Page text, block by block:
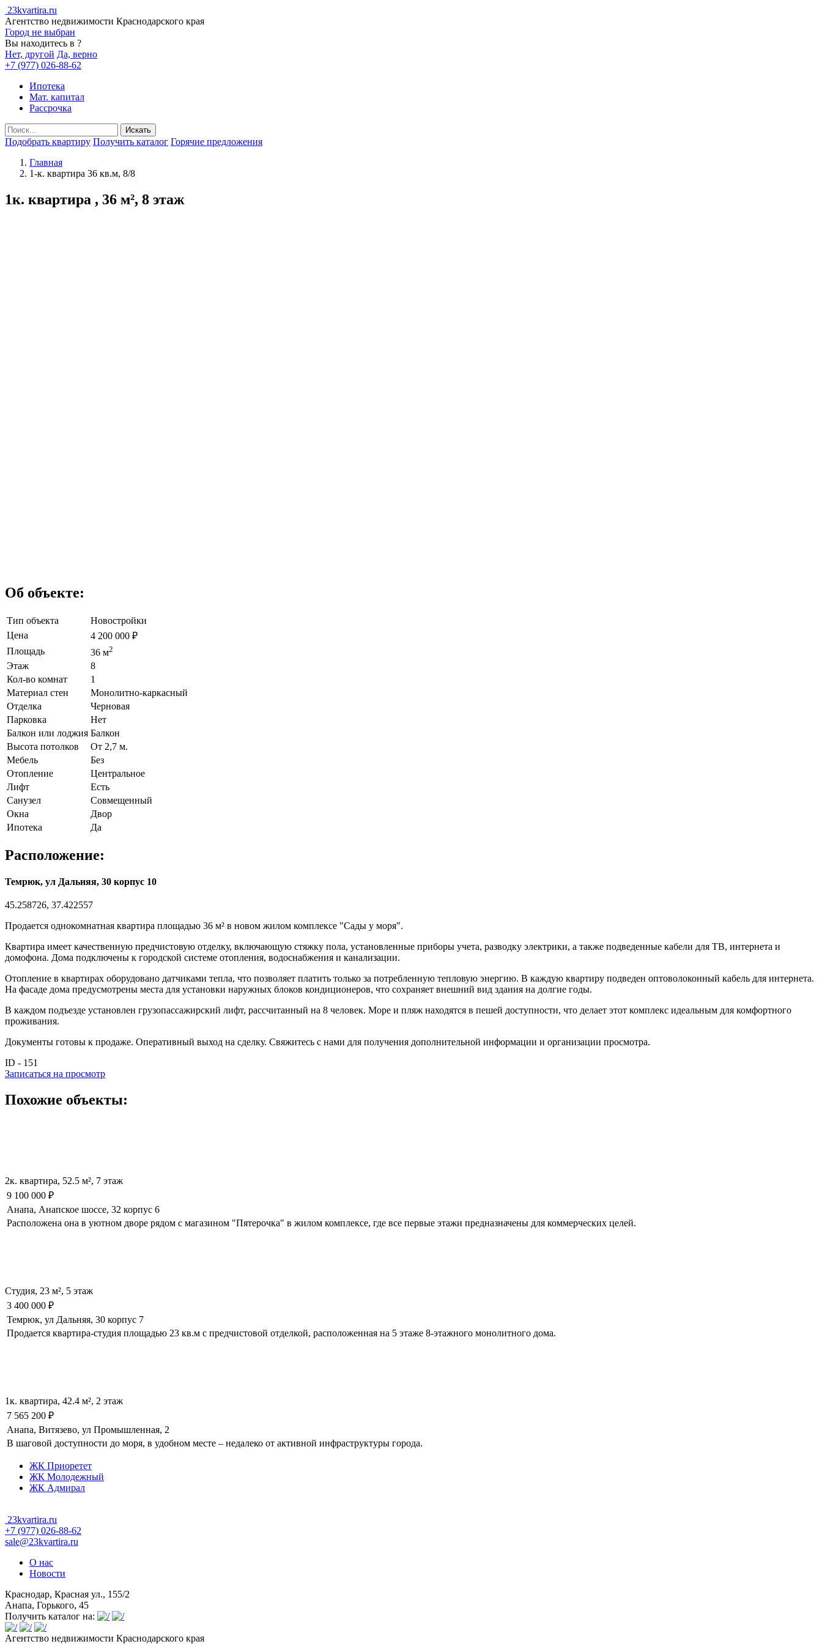
23kvartira.ru
Агентство недвижимости Краснодарского края
Город не выбран
Вы находитесь в ?
Нет, другой Да, верно
+7 (977) 026-88-62
Ипотека
Мат. капитал
Рассрочка
Подобрать квартиру Получить каталог Горячие предложения
Главная
1-к. квартира 36 кв.м, 8/8
1к. квартира , 36 м², 8 этаж
Об объекте:
Тип объекта
Новостройки
Цена
4 200 000 ₽
Площадь
36 м2
Этаж
8
Кол-во комнат
1
Материал стен
Монолитно-каркасный
Отделка
Черновая
Парковка
Нет
Балкон или лоджия Балкон
Высота потолков
От 2,7 м.
Мебель
Без
Отопление
Центральное
Лифт
Есть
Санузел
Совмещенный
Окна
Двор
Ипотека
Да
Расположение:
Темрюк, ул Дальняя, 30 корпус 10
45.258726, 37.422557
Продается однокомнатная квартира площадью 36 м² в новом жилом комплексе "Сады у моря".
Квартира имеет качественную предчистовую отделку, включающую стяжку пола, установленные приборы учета, разводку электрики, а также подведенные кабели для ТВ, интернета и
домофона. Дома подключены к городской системе отопления, водоснабжения и канализации.
Отопление в квартирах оборудовано датчиками тепла, что позволяет платить только за потребленную тепловую энергию. В каждую квартиру подведен оптоволоконный кабель для интернета.
На фасаде дома предусмотрены места для установки наружных блоков кондиционеров, что сохраняет внешний вид здания на долгие годы.
В каждом подъезде установлен грузопассажирский лифт, рассчитанный на 8 человек. Море и пляж находятся в пешей доступности, что делает этот комплекс идеальным для комфортного
проживания.
Документы готовы к продаже. Оперативный выход на сделку. Свяжитесь с нами для получения дополнительной информации и организации просмотра.
ID - 151
Записаться на просмотр
Похожие объекты:
2к. квартира, 52.5 м², 7 этаж
9 100 000 ₽
Анапа, Анапское шоссе, 32 корпус 6
Расположена она в уютном дворе рядом с магазином "Пятерочка" в жилом комплексе, где все первые этажи предназначены для коммерческих целей.
Студия, 23 м², 5 этаж
3 400 000 ₽
Темрюк, ул Дальняя, 30 корпус 7
Продается квартира-студия площадью 23 кв.м с предчистовой отделкой, расположенная на 5 этаже 8-этажного монолитного дома.
1к. квартира, 42.4 м², 2 этаж
7 565 200 ₽
Анапа, Витязево, ул Промышленная, 2
В шаговой доступности до моря, в удобном месте – недалеко от активной инфраструктуры города.
ЖК Приоретет
ЖК Молодежный
ЖК Адмирал
23kvartira.ru
+7 (977) 026-88-62
sale@23kvartira.ru
О нас
Новости
Краснодар, Красная ул., 155/2
Анапа, Горького, 45
Получить каталог на:
Агентство недвижимости Краснодарского края